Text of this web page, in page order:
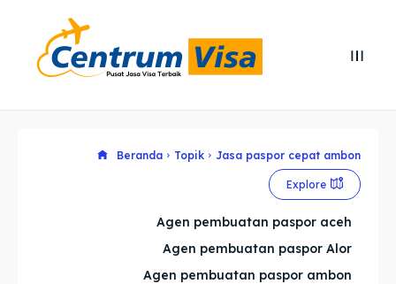
Cari
Cari
Explore our destinations
Explore our destinations
Beranda Topik Jasa paspor cepat ambon
Explore
Agen pembuatan paspor aceh
Agen pembuatan paspor Alor
Agen pembuatan paspor ambon